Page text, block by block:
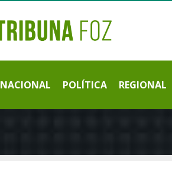
NACIONAL POLÍTICA REGIONAL